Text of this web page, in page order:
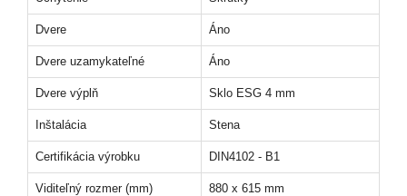
Dvere Áno
Dvere uzamykateľné Áno
Dvere výplň Sklo ESG 4 mm
Inštalácia Stena
Certifikácia výrobku DIN4102 - B1
Viditeľný rozmer (mm) 880 x 615 mm